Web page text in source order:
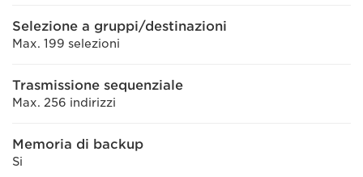
Selezione a gruppi/destinazioni
Max. 199 selezioni
Trasmissione sequenziale
Max. 256 indirizzi
Memoria di backup
Si